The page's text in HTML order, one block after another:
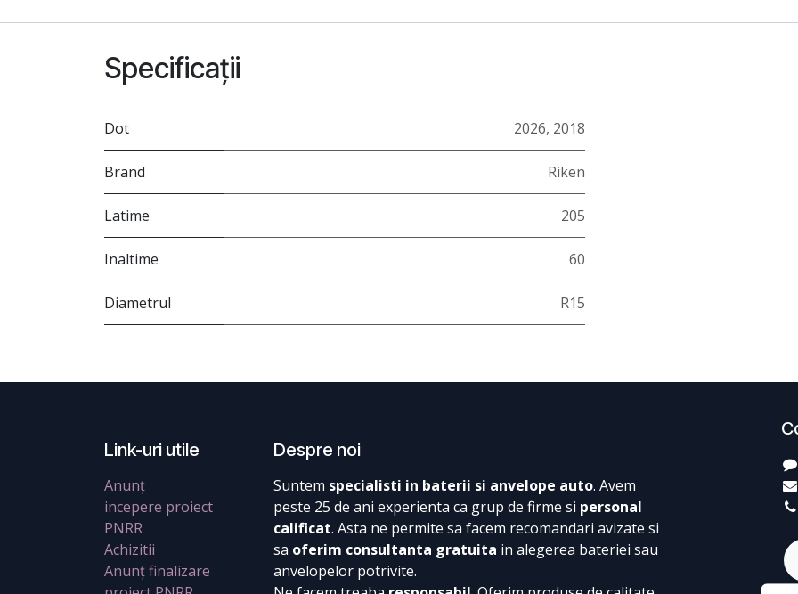
Specificații
Dot 2026, 2018
Brand Riken
Latime 205
Inaltime 60
Diametrul R15
Link-uri utile
Anunț
incepere proiect
PNRR
Achizitii
Anunț finalizare
Despre noi
Suntem specialisti in baterii si anvelope auto. Avem
peste 25 de ani experienta ca grup de firme si personal
calificat. Asta ne permite sa facem recomandari avizate si
sa oferim consultanta gratuita in alegerea bateriei sau
anvelopelor potrivite.